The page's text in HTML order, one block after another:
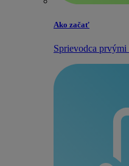
Ako začať
Sprievodca